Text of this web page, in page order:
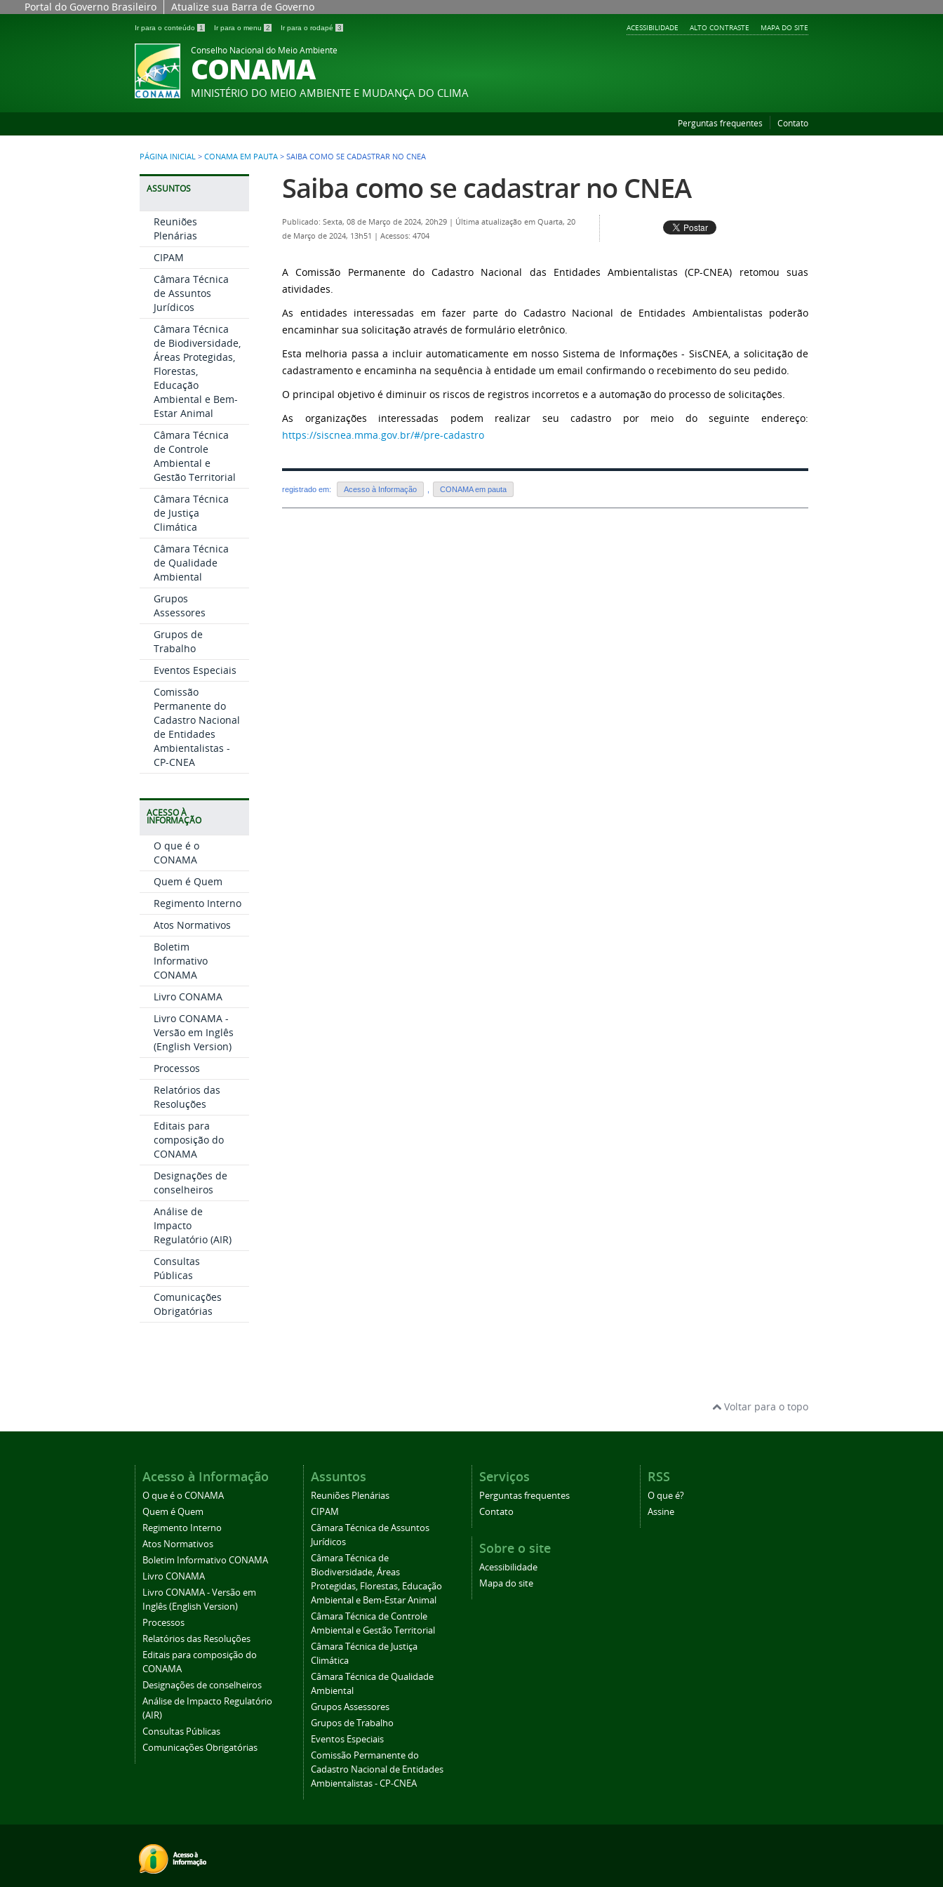
Portal do Governo Brasileiro Atualize sua Barra de Governo
Ir para o conteúdo 1 Ir para o menu 2 Ir para o rodapé 3 ACESSIBILIDADE ALTO CONTRASTE MAPA DO SITE
Conselho Nacional do Meio Ambiente
CONAMA
MINISTÉRIO DO MEIO AMBIENTE E MUDANÇA DO CLIMA
Perguntas frequentes Contato
PÁGINA INICIAL > CONAMA EM PAUTA > SAIBA COMO SE CADASTRAR NO CNEA
ASSUNTOS
Reuniões
Plenárias
CIPAM
Câmara Técnica
de Assuntos
Jurídicos
Câmara Técnica
de Biodiversidade,
Áreas Protegidas,
Florestas,
Educação
Ambiental e Bem-
Estar Animal
Câmara Técnica
de Controle
Ambiental e
Gestão Territorial
Câmara Técnica
de Justiça
Climática
Câmara Técnica
de Qualidade
Ambiental
Grupos
Assessores
Grupos de
Trabalho
Eventos Especiais
Comissão
Permanente do
Cadastro Nacional
de Entidades
Ambientalistas -
CP-CNEA
ACESSO À
INFORMAÇÃO
O que é o
CONAMA
Quem é Quem
Regimento Interno
Atos Normativos
Boletim
Informativo
CONAMA
Livro CONAMA
Livro CONAMA -
Versão em Inglês
(English Version)
Processos
Relatórios das
Resoluções
Editais para
composição do
CONAMA
Designações de
conselheiros
Análise de
Impacto
Regulatório (AIR)
Consultas
Públicas
Comunicações
Obrigatórias
Saiba como se cadastrar no CNEA
Publicado: Sexta, 08 de Março de 2024, 20h29 | Última atualização em Quarta, 20
de Março de 2024, 13h51 | Acessos: 4704
A Comissão Permanente do Cadastro Nacional das Entidades Ambientalistas (CP-CNEA) retomou suas
atividades.
As entidades interessadas em fazer parte do Cadastro Nacional de Entidades Ambientalistas poderão
encaminhar sua solicitação através de formulário eletrônico.
Esta melhoria passa a incluir automaticamente em nosso Sistema de Informações - SisCNEA, a solicitação de
cadastramento e encaminha na sequência à entidade um email confirmando o recebimento do seu pedido.
O principal objetivo é diminuir os riscos de registros incorretos e a automação do processo de solicitações.
As organizações interessadas podem realizar seu cadastro por meio do seguinte endereço:
https://siscnea.mma.gov.br/#/pre-cadastro
registrado em: Acesso à Informação CONAMA em pauta
Voltar para o topo
Acesso à Informação
O que é o CONAMA
Quem é Quem
Regimento Interno
Atos Normativos
Boletim Informativo CONAMA
Livro CONAMA
Livro CONAMA - Versão em
Inglês (English Version)
Processos
Relatórios das Resoluções
Editais para composição do
CONAMA
Designações de conselheiros
Análise de Impacto Regulatório
(AIR)
Consultas Públicas
Comunicações Obrigatórias
Assuntos
Reuniões Plenárias
CIPAM
Câmara Técnica de Assuntos
Jurídicos
Câmara Técnica de
Biodiversidade, Áreas
Protegidas, Florestas, Educação
Ambiental e Bem-Estar Animal
Câmara Técnica de Controle
Ambiental e Gestão Territorial
Câmara Técnica de Justiça
Climática
Câmara Técnica de Qualidade
Ambiental
Grupos Assessores
Grupos de Trabalho
Eventos Especiais
Comissão Permanente do
Cadastro Nacional de Entidades
Ambientalistas - CP-CNEA
Serviços
Perguntas frequentes
Contato
RSS
O que é?
Assine
Sobre o site
Acessibilidade
Mapa do site